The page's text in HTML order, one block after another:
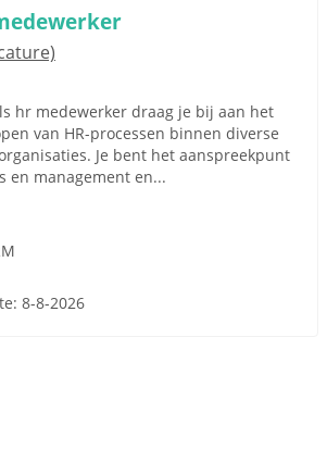
hr medewerker draag je bij aan het
van HR-processen binnen diverse
Je bent het aanspreekpunt
en management en...
8-8-2026